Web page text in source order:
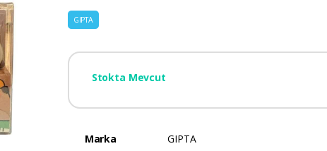
GIPTA
Stokta Mevcut
Marka GIPTA